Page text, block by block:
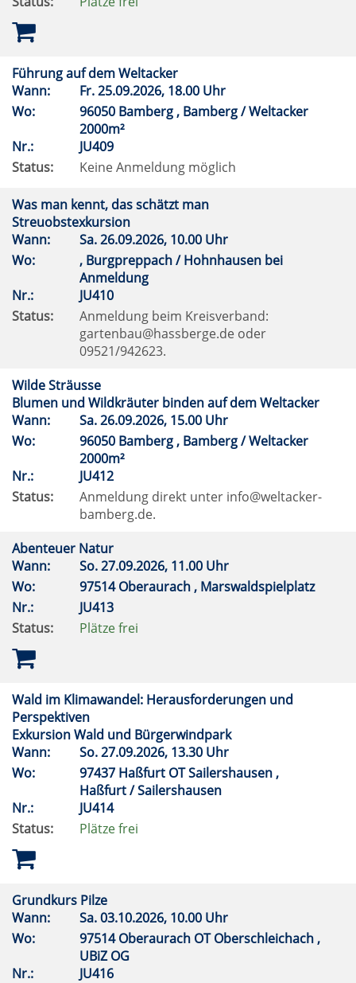
Führung auf dem Weltacker
Wann:
Fr.25.09.2026, 18.00 Uhr
Wo:
96050 Bamberg , Bamberg / Weltacker
2000m²
Nr.:
JU409
Status:
Keine Anmeldung möglich
Was man kennt, das schätzt man
Streuobstexkursion
Wann:
Sa.26.09.2026, 10.00 Uhr
Wo:
, Burgpreppach / Hohnhausen bei
Anmeldung
Nr.:
JU410
Status:
Anmeldung beim Kreisverband:
gartenbau@hassberge.de oder
09521/942623.
Wilde Sträusse
Blumen und Wildkräuter binden auf dem Weltacker
Wann:
Sa.26.09.2026, 15.00 Uhr
Wo:
96050 Bamberg , Bamberg / Weltacker
2000m²
Nr.:
JU412
Status:
Anmeldung direkt unter info@weltacker-
bamberg.de.
Abenteuer Natur
Wann:
So.27.09.2026, 11.00 Uhr
Wo:
97514 Oberaurach , Marswaldspielplatz
Nr.:
JU413
Status:
Plätze frei
Wald im Klimawandel: Herausforderungen und
Perspektiven
Exkursion Wald und Bürgerwindpark
Wann:
So.27.09.2026, 13.30 Uhr
Wo:
97437 Haßfurt OT Sailershausen ,
Haßfurt / Sailershausen
Nr.:
JU414
Status:
Plätze frei
Grundkurs Pilze
Wann:
Sa.03.10.2026, 10.00 Uhr
Wo:
97514 Oberaurach OT Oberschleichach ,
UBiZ OG
Nr.:
JU416